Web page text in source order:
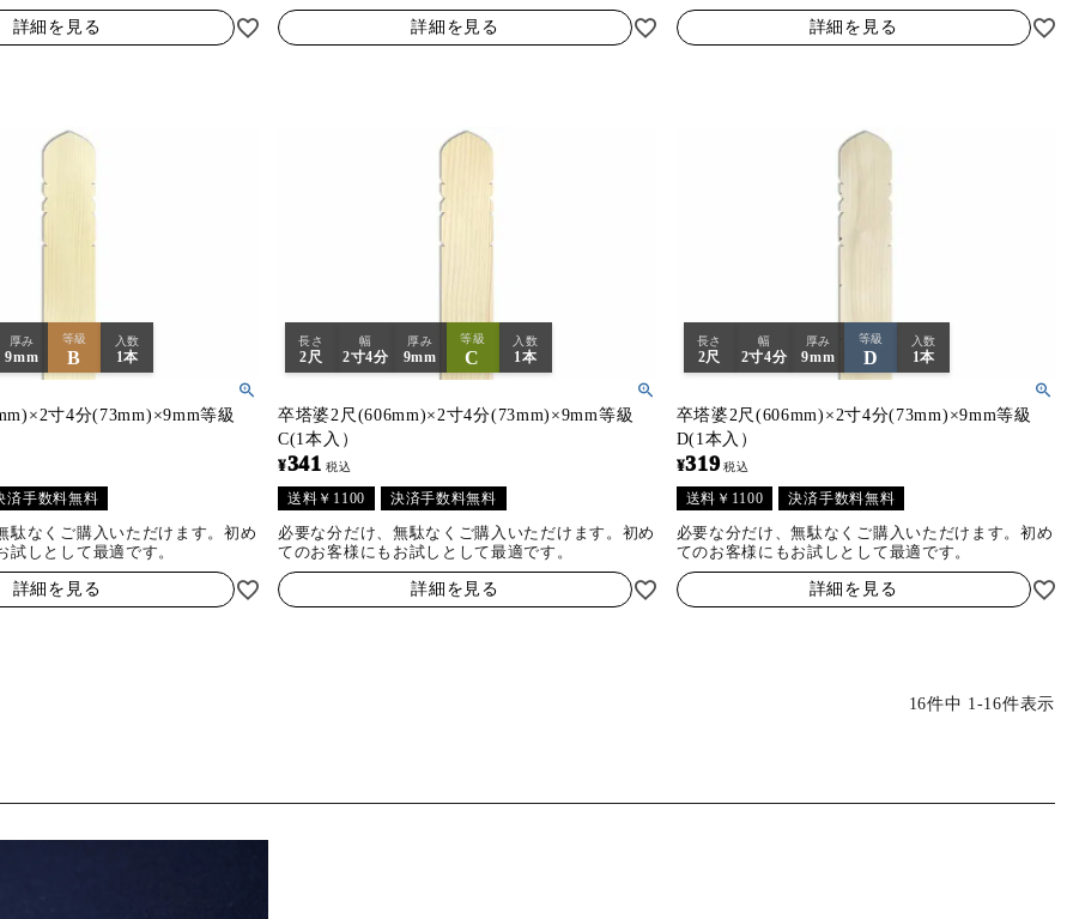
詳細を見る 詳細を見る 詳細を見る
厚み
9mm
等級
B
入数
1本
寸4分(73mm)×9mm等級
済手数料無料
駄なくご購入いただけます。初め
試しとして最適です。
詳細を見る
長さ
2尺
幅
2寸4分
厚み
9mm
等級
C
入数
1本
卒塔婆2尺(606mm)×2寸4分(73mm)×9mm等級
C(1本入）
¥341 税込
送料￥1100 決済手数料無料
必要な分だけ、無駄なくご購入いただけます。初め
てのお客様にもお試しとして最適です。
詳細を見る
長さ
2尺
幅
2寸4分
厚み
9mm
等級
D
入数
1本
卒塔婆2尺(606mm)×2寸4分(73mm)×9mm等級
D(1本入）
¥319 税込
送料￥1100 決済手数料無料
必要な分だけ、無駄なくご購入いただけます。初め
てのお客様にもお試しとして最適です。
詳細を見る
16件中 1-16件表示